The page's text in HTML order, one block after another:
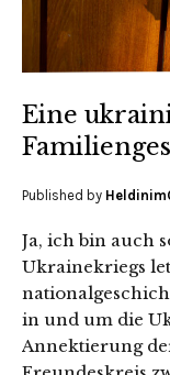
Eine
Published by
Ja, ich bin auch
Ukrainekriegs
in und um die
Annektierung